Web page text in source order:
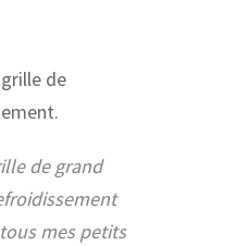
de
de grand
mes petits